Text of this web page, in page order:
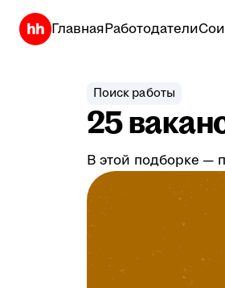
ГлавнаяРаботодатели
Поиск работы
25
В этой подборке —